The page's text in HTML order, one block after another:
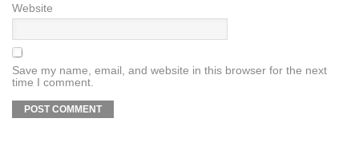
Website
Save my name, email, and website in this browser for the next
time I comment.